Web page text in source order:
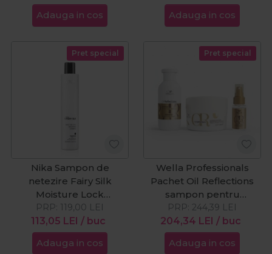
Adauga in cos Adauga in cos
Pret special
Nika Sampon de
netezire Fairy Silk
Moisture Lock
Smoothing 250ml
113,05 LEI / buc
PRP: 119,00 LEI
Adauga in cos
Pret special
Wella Professionals
Pachet Oil Reflections
sampon pentru
luminozitate 250 ml + Oil
Reflections masca
pentru luminozitate 150
ml + Oil Reflections Ulei
204,34 LEI / buc
PRP: 244,39 LEI
Adauga in cos